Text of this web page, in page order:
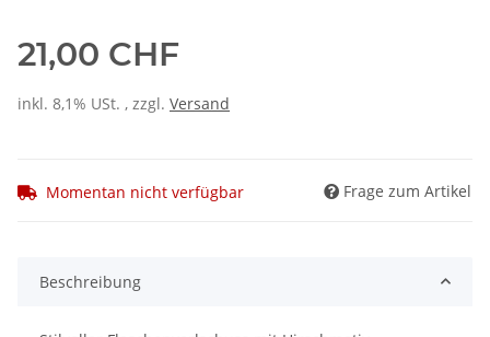
21,00 CHF
inkl. 8,1% USt. , zzgl. Versand
Momentan nicht verfügbar Frage zum Artikel
Beschreibung